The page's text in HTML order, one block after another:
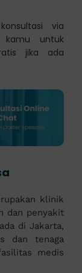
via
kamu untuk
jika ada
klinik
dan penyakit
di Jakarta,
dan tenaga
medis